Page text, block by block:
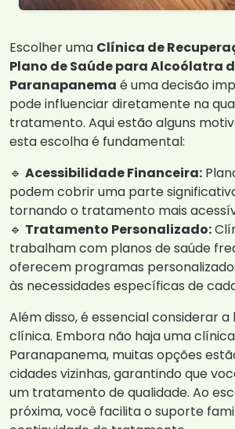
Escolher uma Clínica de
Plano de Saúde para Alcoólatra
Paranapanema é uma decisão
pode influenciar diretamente na
tratamento. Aqui estão alguns
esta escolha é fundamental:
🔹 Acessibilidade Financeira:
podem cobrir uma parte
tornando o tratamento mais
🔹 Tratamento Personalizado:
trabalham com planos de saúde
oferecem programas
às necessidades específicas de
Além disso, é essencial considerar
clínica. Embora não haja uma
Paranapanema, muitas opções
cidades vizinhas, garantindo que
um tratamento de qualidade. Ao
próxima, você facilita o suporte